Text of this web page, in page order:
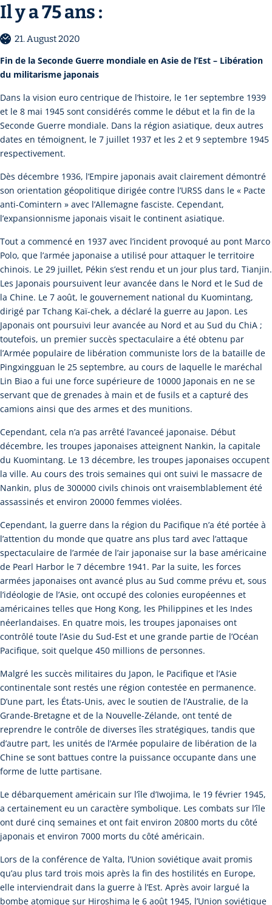
Il y a 75 ans :
21. August 2020
Fin de la Seconde Guerre mondiale en Asie de l’Est – Libération
du militarisme japonais
Dans la vision euro centrique de l’histoire, le 1er septembre 1939
et le 8 mai 1945 sont considérés comme le début et la fin de la
Seconde Guerre mondiale. Dans la région asiatique, deux autres
dates en témoignent, le 7 juillet 1937 et les 2 et 9 septembre 1945
respectivement.
Dès décembre 1936, l’Empire japonais avait clairement démontré
son orientation géopolitique dirigée contre l’URSS dans le « Pacte
anti-Comintern » avec l’Allemagne fasciste. Cependant,
l’expansionnisme japonais visait le continent asiatique.
Tout a commencé en 1937 avec l’incident provoqué au pont Marco
Polo, que l’armée japonaise a utilisé pour attaquer le territoire
chinois. Le 29 juillet, Pékin s’est rendu et un jour plus tard, Tianjin.
Les Japonais poursuivent leur avancée dans le Nord et le Sud de
la Chine. Le 7 août, le gouvernement national du Kuomintang,
dirigé par Tchang Kaï-chek, a déclaré la guerre au Japon. Les
Japonais ont poursuivi leur avancée au Nord et au Sud du ChiA ;
toutefois, un premier succès spectaculaire a été obtenu par
l’Armée populaire de libération communiste lors de la bataille de
Pingxingguan le 25 septembre, au cours de laquelle le maréchal
Lin Biao a fui une force supérieure de 10000 Japonais en ne se
servant que de grenades à main et de fusils et a capturé des
camions ainsi que des armes et des munitions.
Cependant, cela n’a pas arrêté l’avanceé japonaise. Début
décembre, les troupes japonaises atteignent Nankin, la capitale
du Kuomintang. Le 13 décembre, les troupes japonaises occupent
la ville. Au cours des trois semaines qui ont suivi le massacre de
Nankin, plus de 300000 civils chinois ont vraisemblablement été
assassinés et environ 20000 femmes violées.
Cependant, la guerre dans la région du Pacifique n’a été portée à
l’attention du monde que quatre ans plus tard avec l’attaque
spectaculaire de l’armée de l’air japonaise sur la base américaine
de Pearl Harbor le 7 décembre 1941. Par la suite, les forces
armées japonaises ont avancé plus au Sud comme prévu et, sous
l’idéologie de l’Asie, ont occupé des colonies européennes et
américaines telles que Hong Kong, les Philippines et les Indes
néerlandaises. En quatre mois, les troupes japonaises ont
contrôlé toute l’Asie du Sud-Est et une grande partie de l’Océan
Pacifique, soit quelque 450 millions de personnes.
Malgré les succès militaires du Japon, le Pacifique et l’Asie
continentale sont restés une région contestée en permanence.
D’une part, les États-Unis, avec le soutien de l’Australie, de la
Grande-Bretagne et de la Nouvelle-Zélande, ont tenté de
reprendre le contrôle de diverses îles stratégiques, tandis que
d’autre part, les unités de l’Armée populaire de libération de la
Chine se sont battues contre la puissance occupante dans une
forme de lutte partisane.
Le débarquement américain sur l’île d’Iwojima, le 19 février 1945,
a certainement eu un caractère symbolique. Les combats sur l’île
ont duré cinq semaines et ont fait environ 20800 morts du côté
japonais et environ 7000 morts du côté américain.
Lors de la conférence de Yalta, l’Union soviétique avait promis
qu’au plus tard trois mois après la fin des hostilités en Europe,
elle interviendrait dans la guerre à l’Est. Après avoir largué la
bombe atomique sur Hiroshima le 6 août 1945, l’Union soviétique